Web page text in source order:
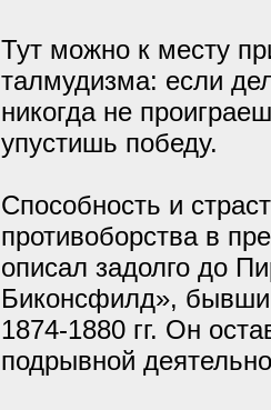
Тут можно к месту
талмудизма: если
никогда не
упустишь победу.
Способность и
противоборства в
описал задолго до
Биконсфилд»,
1874-1880 гг. Он
подрывной